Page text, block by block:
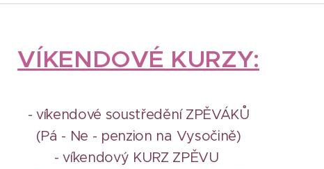
VÍKENDOVÉ KURZY:
- víkendové soustředění ZPĚVÁKŮ
(Pá - Ne - penzion na Vysočině)
- víkendový KURZ ZPĚVU